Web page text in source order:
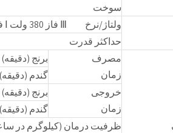
سوخت
ولتاژ/نرخ Ⅲ فاز 380 ولت Ⅰ فاز 220 ولت / 50 هرتز
حداکثر قدرت
مصرف
زمان
برنج (دقیقه)
گندم
خروجی
زمان
برنج (دقیقه)
گندم
ظرفیت درمان (کیلوگرم در